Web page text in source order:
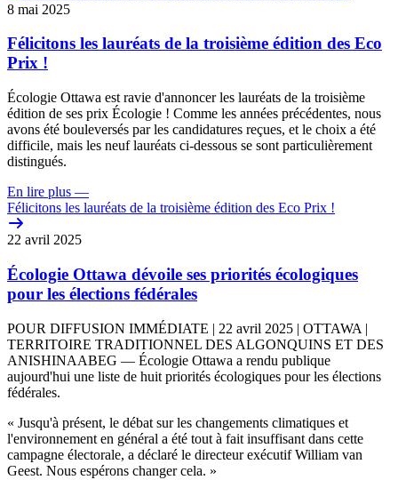
8 mai 2025
Félicitons les lauréats de la troisième édition des Eco
Prix !
Écologie Ottawa est ravie d'annoncer les lauréats de la troisième
édition de ses prix Écologie ! Comme les années précédentes, nous
avons été bouleversés par les candidatures reçues, et le choix a été
difficile, mais les neuf lauréats ci-dessous se sont particulièrement
distingués.
En lire plus —
Félicitons les lauréats de la troisième édition des Eco Prix !
22 avril 2025
Écologie Ottawa dévoile ses priorités écologiques
pour les élections fédérales
POUR DIFFUSION IMMÉDIATE | 22 avril 2025 | OTTAWA |
TERRITOIRE TRADITIONNEL DES ALGONQUINS ET DES
ANISHINAABEG — Écologie Ottawa a rendu publique
aujourd'hui une liste de huit priorités écologiques pour les élections
fédérales.
« Jusqu'à présent, le débat sur les changements climatiques et
l'environnement en général a été tout à fait insuffisant dans cette
campagne électorale, a déclaré le directeur exécutif William van
Geest. Nous espérons changer cela. »